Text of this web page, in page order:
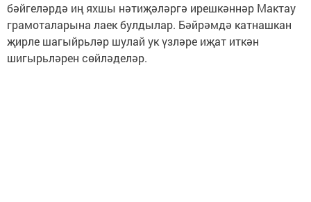
бәйгеләрдә иң яхшы нәтиҗәләргә ирешкәннәр Мактау
грамоталарына лаек булдылар. Бәйрәмдә катнашкан
җирле шагыйрьләр шулай ук үзләре иҗат иткән
шигырьләрен сөйләделәр.